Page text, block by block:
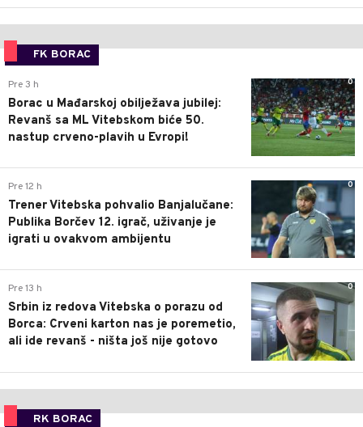
FK BORAC
0
Pre 3 h
Borac u Mađarskoj obilježava jubilej:
Revanš sa ML Vitebskom biće 50.
nastup crveno-plavih u Evropi!
0
Pre 12 h
Trener Vitebska pohvalio Banjalučane:
Publika Borčev 12. igrač, uživanje je
igrati u ovakvom ambijentu
0
Pre 13 h
Srbin iz redova Vitebska o porazu od
Borca: Crveni karton nas je poremetio,
ali ide revanš - ništa još nije gotovo
RK BORAC